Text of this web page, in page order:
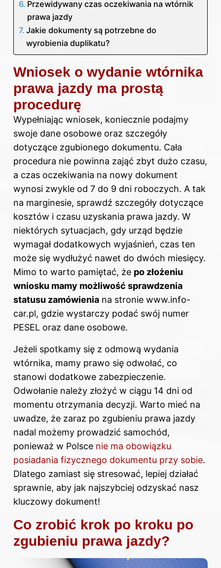
Przewidywany czas oczekiwania na wtórnik
prawa jazdy
Jakie dokumenty są potrzebne do
wyrobienia duplikatu?
Wniosek o wydanie wtórnika
prawa jazdy ma prostą
procedurę
Wypełniając wniosek, koniecznie podajmy
swoje dane osobowe oraz szczegóły
dotyczące zgubionego dokumentu. Cała
procedura nie powinna zająć zbyt dużo czasu,
a czas oczekiwania na nowy dokument
wynosi zwykle od 7 do 9 dni roboczych. A tak
na marginesie, sprawdź szczegóły dotyczące
kosztów i czasu uzyskania prawa jazdy. W
niektórych sytuacjach, gdy urząd będzie
wymagał dodatkowych wyjaśnień, czas ten
może się wydłużyć nawet do dwóch miesięcy.
Mimo to warto pamiętać, że po złożeniu
wniosku mamy możliwość sprawdzenia
statusu zamówienia na stronie www.info-
car.pl, gdzie wystarczy podać swój numer
PESEL oraz dane osobowe.
Jeżeli spotkamy się z odmową wydania
wtórnika, mamy prawo się odwołać, co
stanowi dodatkowe zabezpieczenie.
Odwołanie należy złożyć w ciągu 14 dni od
momentu otrzymania decyzji. Warto mieć na
uwadze, że zaraz po zgubieniu prawa jazdy
nadal możemy prowadzić samochód,
ponieważ w Polsce nie ma obowiązku
posiadania fizycznego dokumentu przy sobie.
Dlatego zamiast się stresować, lepiej działać
sprawnie, aby jak najszybciej odzyskać nasz
kluczowy dokument!
Co zrobić krok po kroku po
zgubieniu prawa jazdy?